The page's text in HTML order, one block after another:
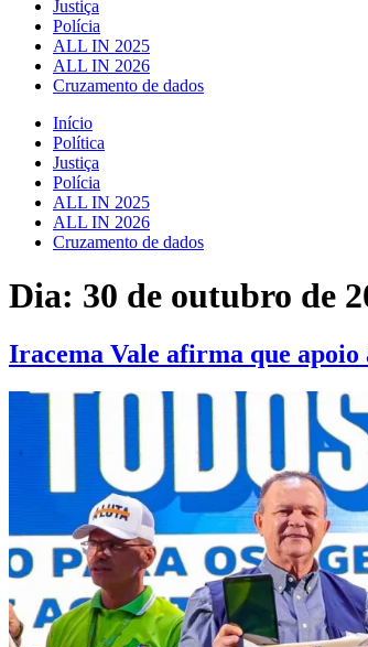
Justiça
Polícia
ALL IN 2025
ALL IN 2026
Cruzamento de dados
Início
Política
Justiça
Polícia
ALL IN 2025
ALL IN 2026
Cruzamento de dados
Dia: 30 de outubro de
Iracema Vale afirma que apoio